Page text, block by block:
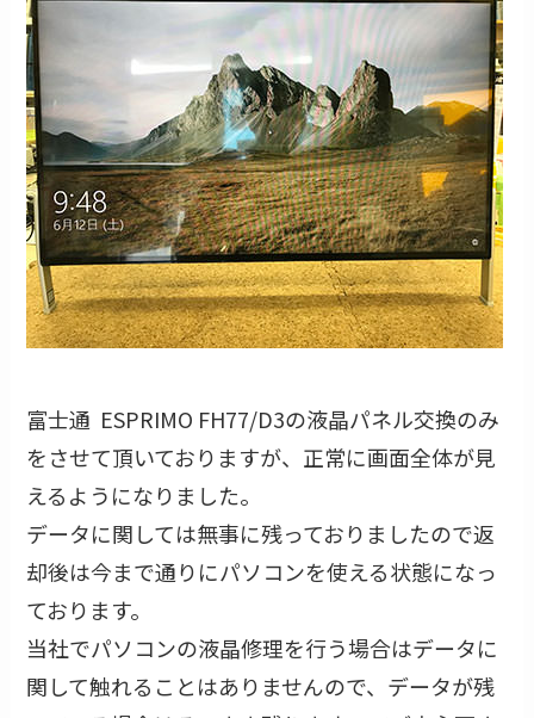
富士通 ESPRIMO FH77/D3の液晶パネル交換のみ
をさせて頂いておりますが、正常に画面全体が見
えるようになりました。
データに関しては無事に残っておりましたので返
却後は今まで通りにパソコンを使える状態になっ
ております。
当社でパソコンの液晶修理を行う場合はデータに
関して触れることはありませんので、データが残